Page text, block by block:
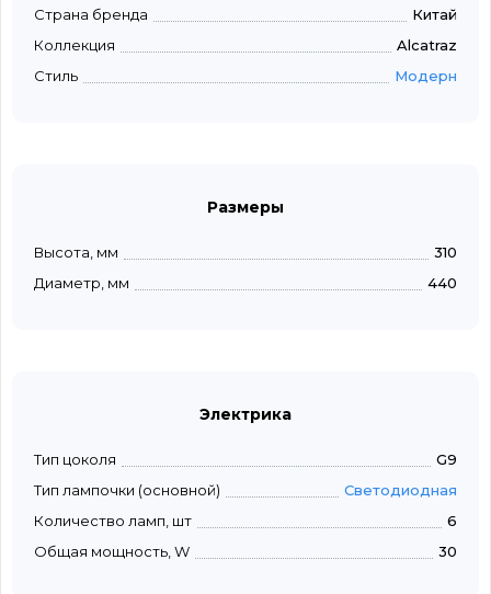
Страна бренда
Китай
Коллекция
Alcatraz
Стиль
Модерн
Размеры
Высота, мм
310
Диаметр, мм
440
Электрика
Тип цоколя
G9
Тип лампочки (основной)
Светодиодная
Количество ламп, шт
6
Общая мощность, W
30